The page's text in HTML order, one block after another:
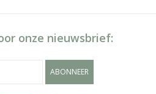
onze nieuwsbrief:
ABONNEER